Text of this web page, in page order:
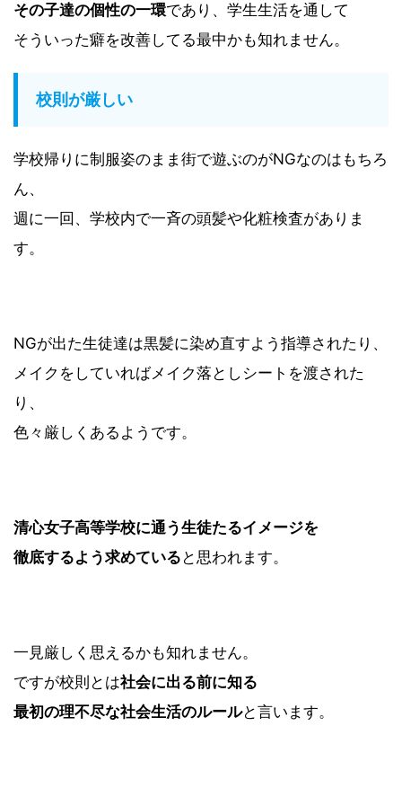
その子達の個性の一環であり、学生生活を通して
そういった癖を改善してる最中かも知れません。
校則が厳しい
学校帰りに制服姿のまま街で遊ぶのがNGなのはもちろ
ん、
週に一回、学校内で一斉の頭髪や化粧検査がありま
す。
NGが出た生徒達は黒髪に染め直すよう指導されたり、
メイクをしていればメイク落としシートを渡された
り、
色々厳しくあるようです。
清心女子高等学校に通う生徒たるイメージを
徹底するよう求めている と思われます。
一見厳しく思えるかも知れません。
ですが校則とは社会に出る前に知る
最初の理不尽な社会生活のルールと言います。